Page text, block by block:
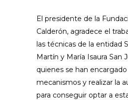
El presidente de la
Calderón, agradece el
las técnicas de la entidad
Martín y María Isaura San
quienes se han
mecanismos y realizar la
para conseguir optar a